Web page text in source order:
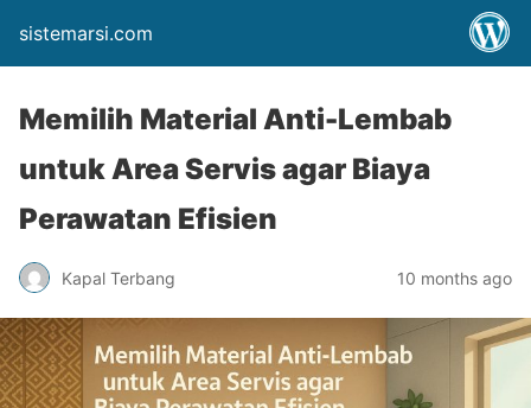
sistemarsi.com
Memilih Material Anti-Lembab
untuk Area Servis agar Biaya
Perawatan Efisien
Kapal Terbang 10 months ago